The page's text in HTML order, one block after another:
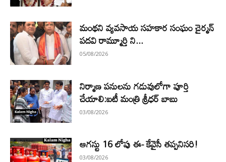
మంథని వ్యవసాయ సహకార సంఘం చైర్మన్
పదవి రామ్మూర్తి ని...
05/08/2026
నిర్మాణ పనులను గడువులోగా పూర్తి
చేయాలి:ఐటీ మంత్రి శ్రీధర్ బాబు
03/08/2026
ఆగస్టు 16 లోపు ఈ- కేవైసీ తప్పనిసరి!
03/08/2026